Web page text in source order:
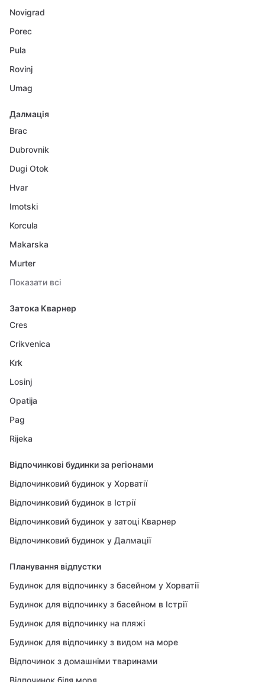
Novigrad
Porec
Pula
Rovinj
Umag
Далмація
Brac
Dubrovnik
Dugi Otok
Hvar
Imotski
Korcula
Makarska
Murter
Показати всі
Затока Кварнер
Cres
Crikvenica
Krk
Losinj
Opatija
Pag
Rijeka
Відпочинкові будинки за регіонами
Відпочинковий будинок у Хорватії
Відпочинковий будинок в Істрії
Відпочинковий будинок у затоці Кварнер
Відпочинковий будинок у Далмації
Планування відпустки
Будинок для відпочинку з басейном у Хорватії
Будинок для відпочинку з басейном в Істрії
Будинок для відпочинку на пляжі
Будинок для відпочинку з видом на море
Відпочинок з домашніми тваринами
Відпочинок біля моря